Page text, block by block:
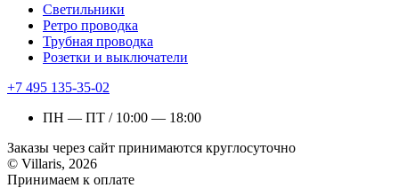
Светильники
Ретро проводка
Трубная проводка
Розетки и выключатели
+7 495 135-35-02
ПН — ПТ / 10:00 — 18:00
Заказы через сайт принимаются круглосуточно
© Villaris, 2026
Принимаем к оплате